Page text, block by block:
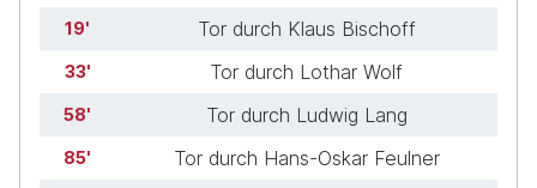
19 Tor durch Klaus Bischoff
33 Tor durch Lothar Wolf
58 Tor durch Ludwig Lang
85 Tor durch Hans-Oskar Feulner